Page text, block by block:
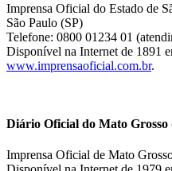
Imprensa Oficial do Estado de
São Paulo (SP)
Telefone: 0800 01234 01
Disponível na Internet de 1891
www.imprensaoficial.com.br.
Diário Oficial do Mato Grosso
Imprensa Oficial de Mato